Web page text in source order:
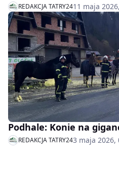
REDAKCJA TATRY2411 maja
Podhale: Konie na
REDAKCJA TATRY243 maja 2026,